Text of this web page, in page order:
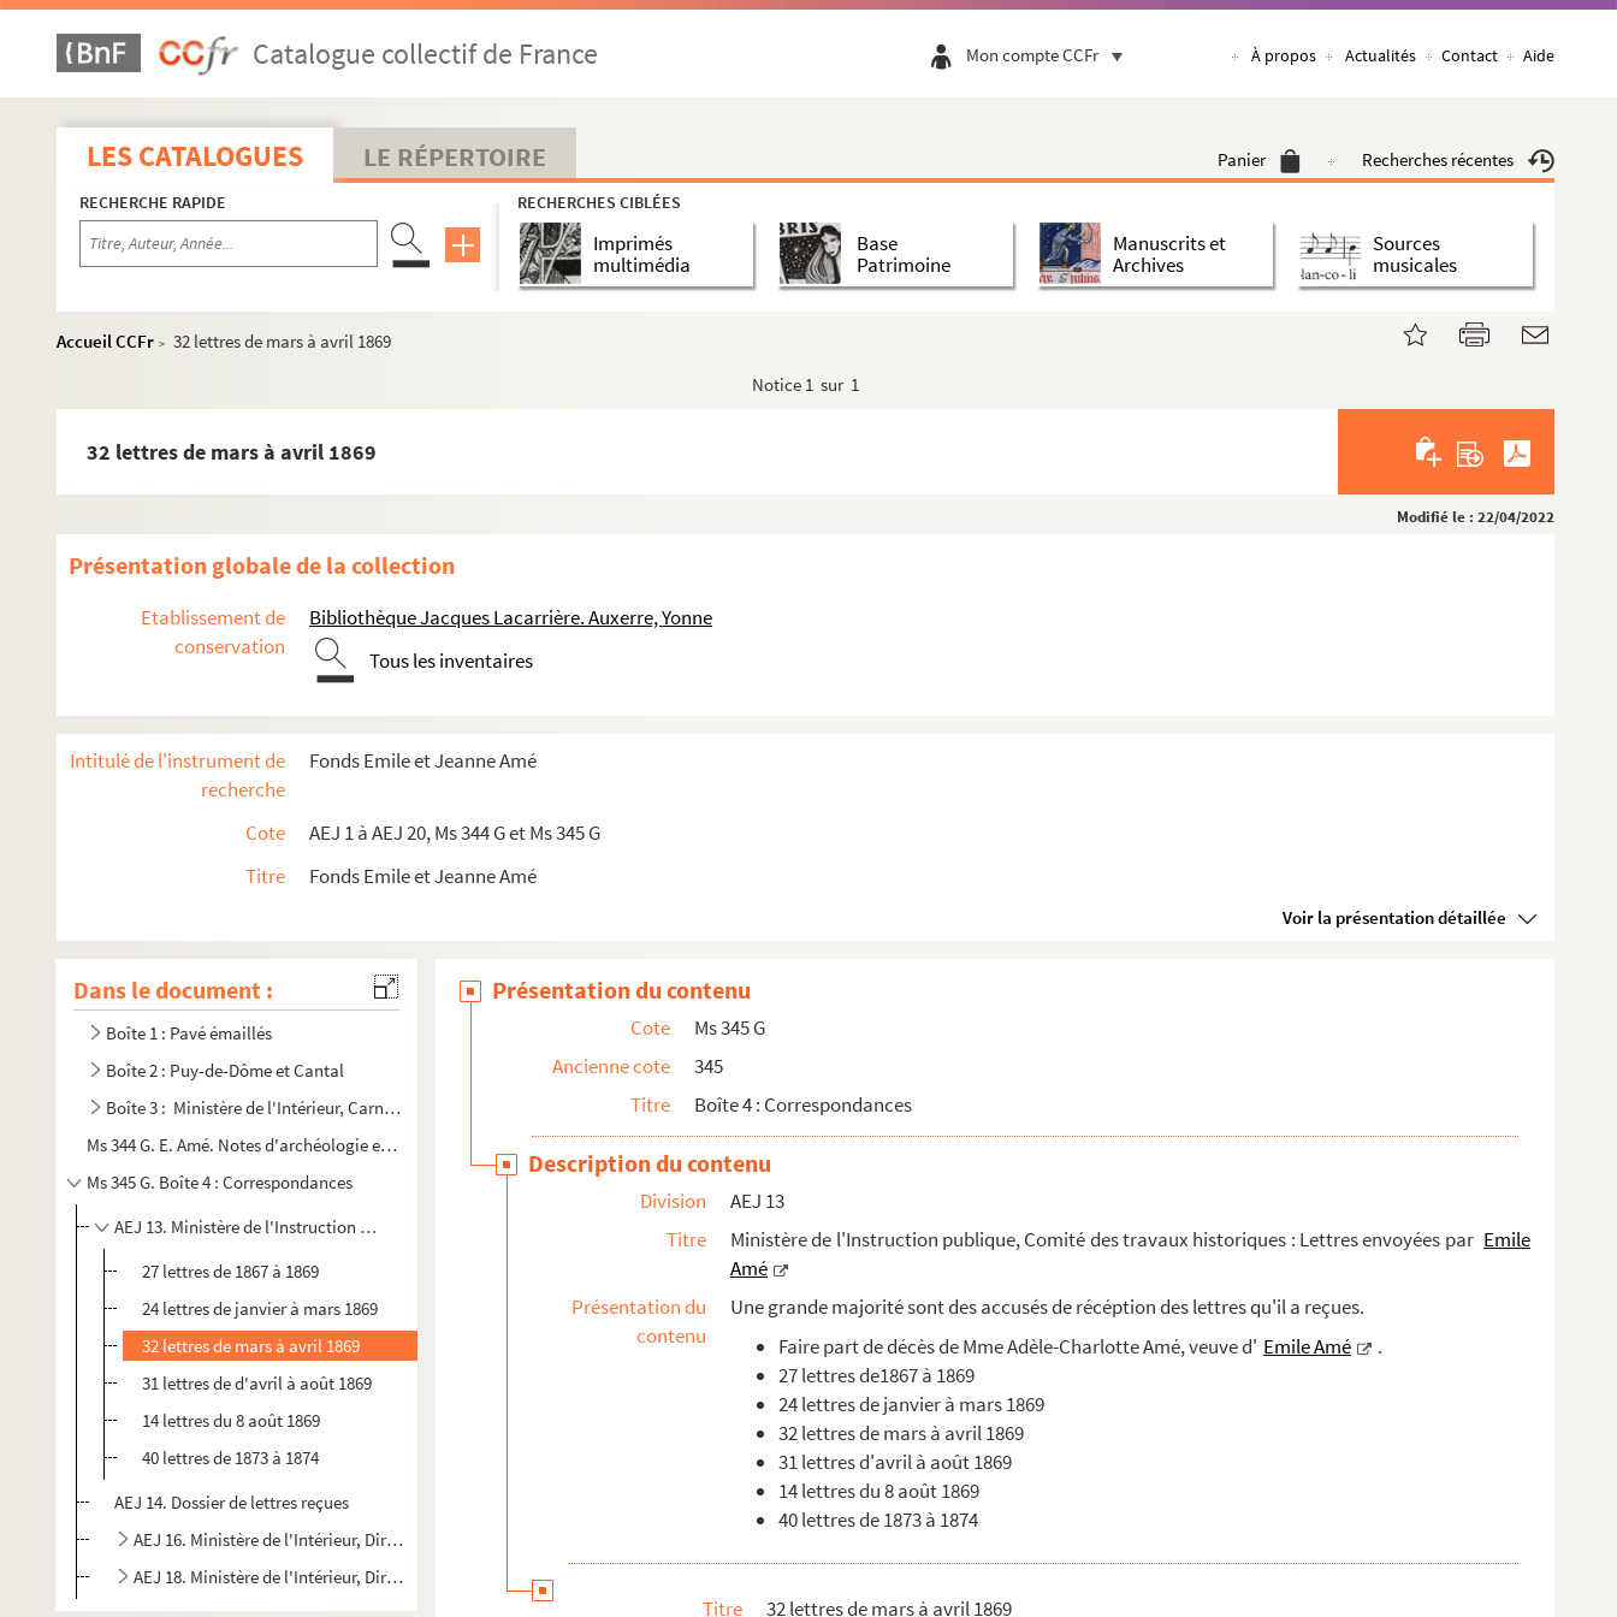
Catalogue collectif de France Mon compte CCFr À propos Actualités Contact Aide
LES CATALOGUES LE RÉPERTOIRE Panier Recherches récentes
RECHERCHE RAPIDE RECHERCHES CIBLÉES
Imprimés
multimédia
Base
Patrimoine
Manuscrits et
Archives
Sources
musicales
Accueil CCFr > 32 lettres de mars à avril 1869
Notice 1 sur 1
32 lettres de mars à avril 1869
Modifié le : 22/04/2022
Présentation globale de la collection
Etablissement de
conservation
Bibliothèque Jacques Lacarrière. Auxerre, Yonne
Tous les inventaires
Intitulé de l'instrument de
recherche
Fonds Emile et Jeanne Amé
Cote
AEJ 1 à AEJ 20, Ms 344 G et Ms 345 G
Titre
Fonds Emile et Jeanne Amé
Voir la présentation détaillée
Dans le document :
Boîte 1 : Pavé émaillés
Boîte 2 : Puy-de-Dôme et Cantal
Boîte 3 : Ministère de l'Intérieur, Carnet et Albums.
Ms 344 G. E. Amé. Notes d'archéologie et d'histoire : Notice sur le sarcophage de Ste-Magnance (Yonne) ; — Ins...
Ms 345 G. Boîte 4 : Correspondances
AEJ 13. Ministère de l'Instruction publique, Comité des travaux historiques : Lettres envoyées par Emile Amé
27 lettres de 1867 à 1869
24 lettres de janvier à mars 1869
32 lettres de mars à avril 1869
31 lettres de d'avril à août 1869
14 lettres du 8 août 1869
40 lettres de 1873 à 1874
AEJ 14. Dossier de lettres reçues
AEJ 16. Ministère de l'Intérieur, Direction des Beaux Arts, Monuments historiques, Département de l'Yonne
AEJ 18. Ministère de l'Intérieur, Direction des Beaux Arts, Monuments historiques
Présentation du contenu
Cote
Ms 345 G
Ancienne cote
345
Titre
Boîte 4 : Correspondances
Description du contenu
Division
AEJ 13
Titre
Ministère de l'Instruction publique, Comité des travaux historiques : Lettres envoyées par Emile
Amé
Présentation du
contenu
Une grande majorité sont des accusés de récéption des lettres qu'il a reçues.
Faire part de décès de Mme Adèle-Charlotte Amé, veuve d' Emile Amé
.
27 lettres de1867 à 1869
24 lettres de janvier à mars 1869
32 lettres de mars à avril 1869
31 lettres d'avril à août 1869
14 lettres du 8 août 1869
40 lettres de 1873 à 1874
Titre 32 lettres de mars à avril 1869